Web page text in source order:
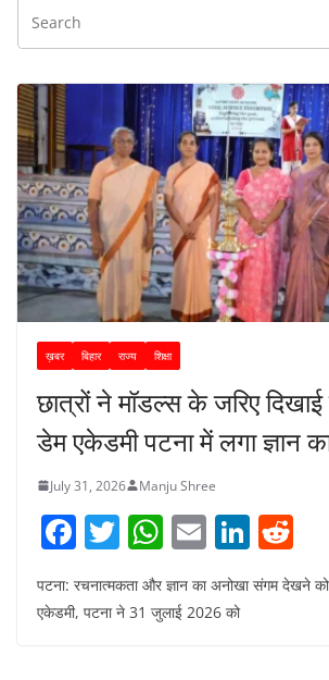
ख़बर बिहार राज्य शिक्षा
छात्रों ने मॉडल्स के जरिए
डेम एकेडमी पटना में लगा ज्ञान
July 31, 2026 Manju Shree
F
c
T
itt
W
at
E
m
ai
Li
n
k
e
d
पटना: रचनात्मकता और ज्ञान का अनोखा संगम देखने
एकेडमी, पटना ने 31 जुलाई 2026 को